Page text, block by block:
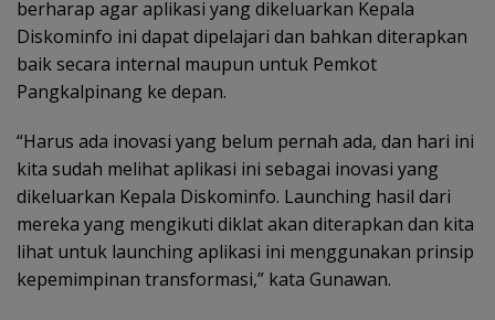
berharap agar aplikasi yang dikeluarkan Kepala
Diskominfo ini dapat dipelajari dan bahkan diterapkan
baik secara internal maupun untuk Pemkot
Pangkalpinang ke depan.
“Harus ada inovasi yang belum pernah ada, dan hari ini
kita sudah melihat aplikasi ini sebagai inovasi yang
dikeluarkan Kepala Diskominfo. Launching hasil dari
mereka yang mengikuti diklat akan diterapkan dan kita
lihat untuk launching aplikasi ini menggunakan prinsip
kepemimpinan transformasi,” kata Gunawan.